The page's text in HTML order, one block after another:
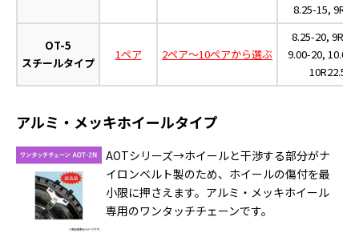
8.25-15,
OT-5
スチールタイプ
1ペア 2ペア～10ペアから選ぶ
8.25-20,
9.00-20,
10R22.5,
アルミ・メッキホイールタイプ
AOTシリーズ→ホイールと干渉する部分がナ
イロンベルト製のため、ホイールの傷付を最
小限に押さえます。アルミ・メッキホイール
専用のワンタッチチェーンです。